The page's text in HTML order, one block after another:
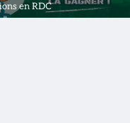
en RDC